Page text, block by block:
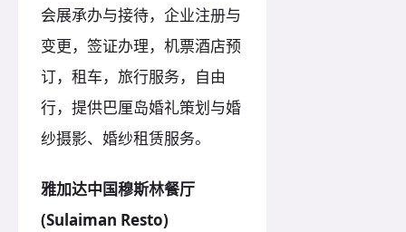
会展承办与接待，企业注册与
变更，签证办理，机票酒店预
订，租车，旅行服务，自由
行，提供巴厘岛婚礼策划与婚
纱摄影、婚纱租赁服务。
雅加达中国穆斯林餐厅
(Sulaiman Resto)